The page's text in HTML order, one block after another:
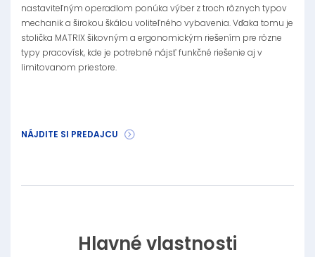
nastaviteľným operadlom ponúka výber z troch rôznych typov
mechanik a širokou škálou voliteľného vybavenia. Vďaka tomu je
stolička MATRIX šikovným a ergonomickým riešením pre rôzne
typy pracovísk, kde je potrebné nájsť funkčné riešenie aj v
limitovanom priestore.
NÁJDITE SI PREDAJCU
Hlavné vlastnosti